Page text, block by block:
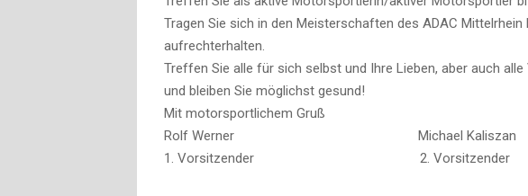
Tragen Sie sich in den Meisterschaften des ADAC
aufrechterhalten.
Treffen Sie alle für sich selbst und Ihre Lieben, aber auch
und bleiben Sie möglichst gesund!
Mit motorsportlichem Gruß
Rolf Werner Michael
1. Vorsitzender 2.